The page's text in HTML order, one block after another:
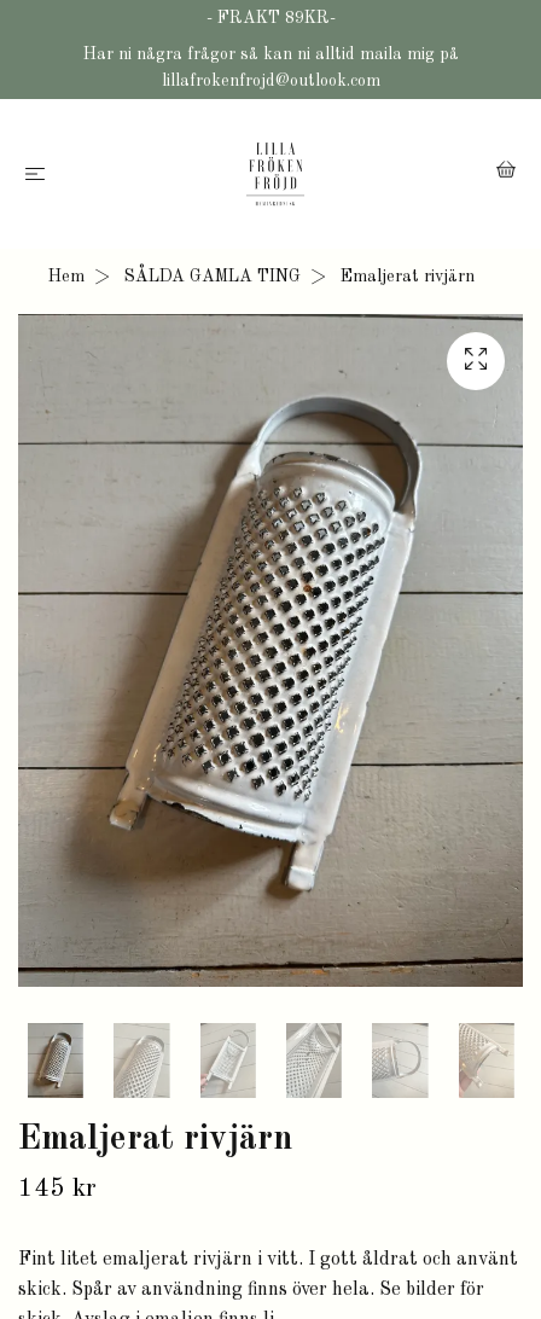
- FRAKT 89KR-
Har ni några frågor så kan ni alltid maila mig på
lillafrokenfrojd@outlook.com
Hem SÅLDA GAMLA TING Emaljerat rivjärn
Emaljerat rivjärn
145 kr
Fint litet emaljerat rivjärn i vitt. I gott åldrat och använt
skick. Spår av användning finns över hela. Se bilder för